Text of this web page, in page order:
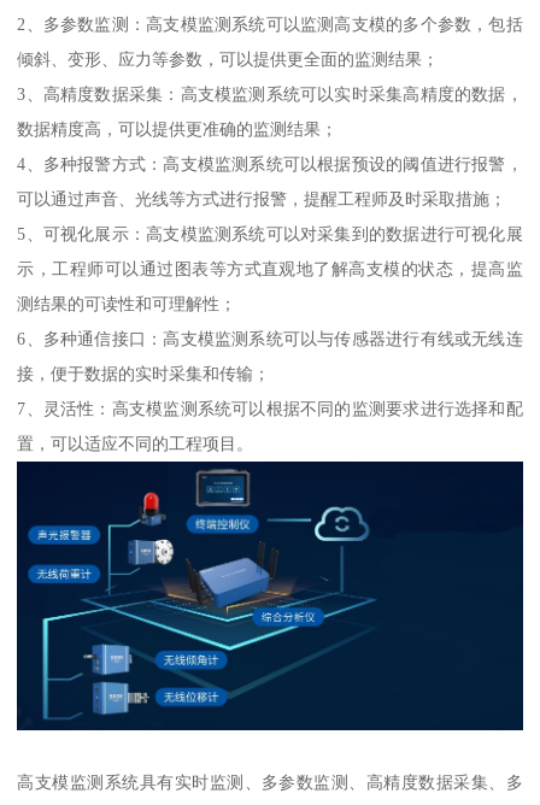
2、多参数监测：高支模监测系统可以监测高支模的多个参数，包括
倾斜、变形、应力等参数，可以提供更全面的监测结果；
3、高精度数据采集：高支模监测系统可以实时采集高精度的数据，
数据精度高，可以提供更准确的监测结果；
4、多种报警方式：高支模监测系统可以根据预设的阈值进行报警，
可以通过声音、光线等方式进行报警，提醒工程师及时采取措施；
5、可视化展示：高支模监测系统可以对采集到的数据进行可视化展
示，工程师可以通过图表等方式直观地了解高支模的状态，提高监
测结果的可读性和可理解性；
6、多种通信接口：高支模监测系统可以与传感器进行有线或无线连
接，便于数据的实时采集和传输；
7、灵活性：高支模监测系统可以根据不同的监测要求进行选择和配
置，可以适应不同的工程项目。
高支模监测系统具有实时监测、多参数监测、高精度数据采集、多